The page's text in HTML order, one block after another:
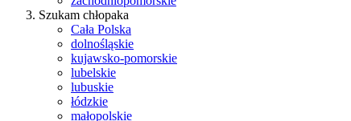
Szukam chłopaka
Cała Polska
dolnośląskie
kujawsko-pomorskie
lubelskie
lubuskie
łódzkie
małopolskie